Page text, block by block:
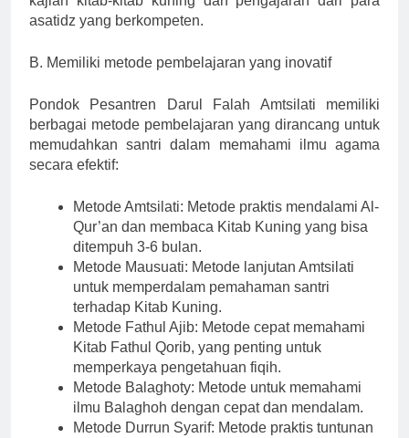
asatidz yang berkompeten.
B. Memiliki metode pembelajaran yang inovatif
Pondok Pesantren Darul Falah Amtsilati memiliki
berbagai metode pembelajaran yang dirancang untuk
memudahkan santri dalam memahami ilmu agama
secara efektif:
Metode Amtsilati: Metode praktis mendalami Al-
Qur’an dan membaca Kitab Kuning yang bisa
ditempuh 3-6 bulan.
Metode Mausuati: Metode lanjutan Amtsilati
untuk memperdalam pemahaman santri
terhadap Kitab Kuning.
Metode Fathul Ajib: Metode cepat memahami
Kitab Fathul Qorib, yang penting untuk
memperkaya pengetahuan fiqih.
Metode Balaghoty: Metode untuk memahami
ilmu Balaghoh dengan cepat dan mendalam.
Metode Durrun Syarif: Metode praktis tuntunan